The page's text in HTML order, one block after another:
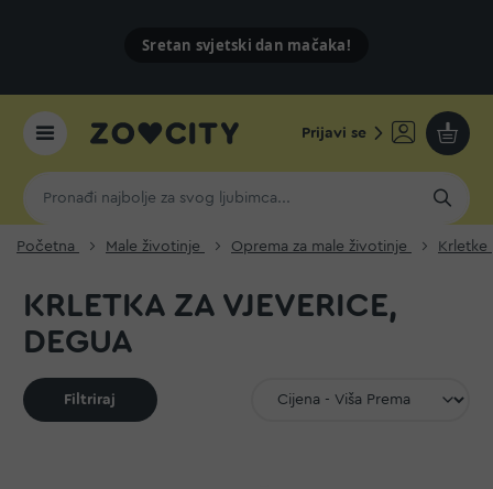
Sretan svjetski dan mačaka!
Prijavi se
Moja
Početna Male životinje Oprema za male životinje Krletke
KRLETKA ZA VJEVERICE,
DEGUA
Filtriraj